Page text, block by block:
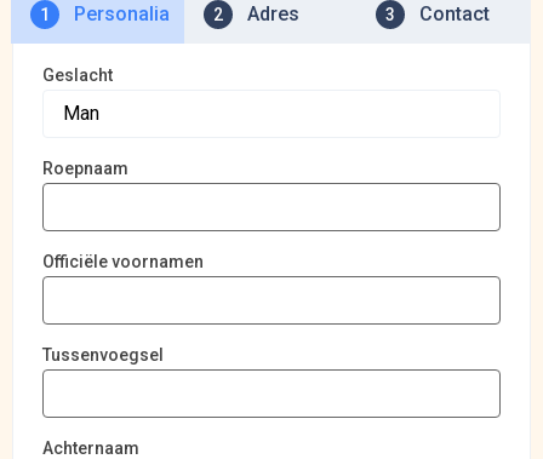
1 Personalia 2 Adres 3 Contact
Geslacht
Roepnaam
Officiële voornamen
Tussenvoegsel
Achternaam